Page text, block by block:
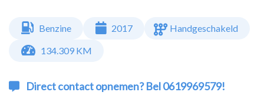
Benzine 2017
Handgeschakeld
134.309 KM
Direct contact opnemen? Bel 0619969579!